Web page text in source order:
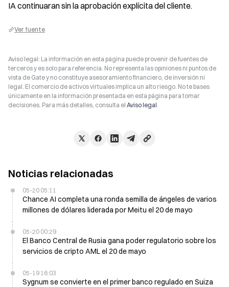
IA continuaran sin la aprobación explícita del cliente.
Ver fuente
Aviso legal: La información en esta página puede provenir de fuentes de
terceros y es solo para referencia. No representa las opiniones ni puntos de
vista de Gate y no constituye asesoramiento financiero, de inversión ni
legal. El comercio de activos virtuales implica un alto riesgo. No te bases
únicamente en la información presentada en esta página para tomar
decisiones. Para más detalles, consulta el Aviso legal.
Noticias relacionadas
05-20 05:11
Chance AI completa una ronda semilla de ángeles de varios
millones de dólares liderada por Meitu el 20 de mayo
05-20 00:29
El Banco Central de Rusia gana poder regulatorio sobre los
servicios de cripto AML el 20 de mayo
05-19 16:03
Sygnum se convierte en el primer banco regulado en Suiza